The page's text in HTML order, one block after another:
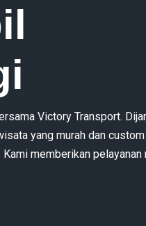
Victory Transport.
yang murah dan
memberikan pelayanan